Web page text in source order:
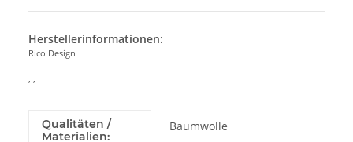
Herstellerinformationen:
Rico Design
Produkteigenschaft
Wert
Qualitäten /
Materialien:
Baumwolle